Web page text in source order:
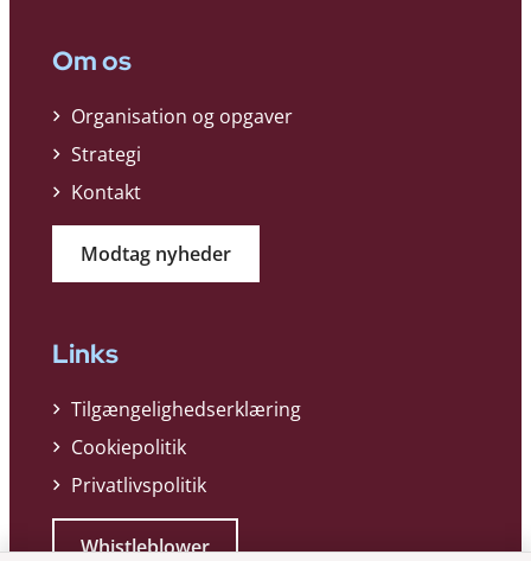
Om os
Organisation og opgaver
Strategi
Kontakt
Modtag nyheder
Links
Tilgængelighedserklæring
Cookiepolitik
Privatlivspolitik
Whistleblower